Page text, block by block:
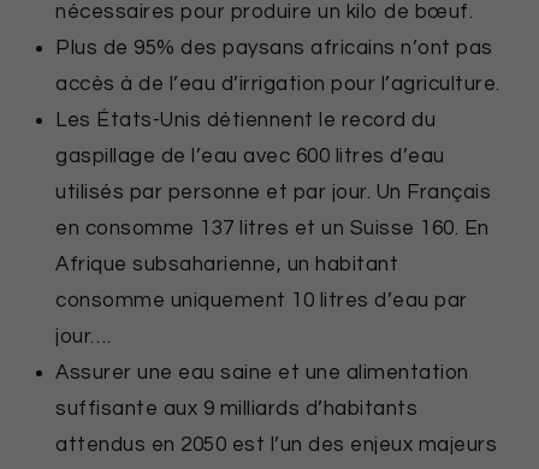
nécessaires pour produire un kilo de bœuf.
Plus de 95% des paysans africains n’ont pas
accès à de l’eau d’irrigation pour l’agriculture.
Les États-Unis détiennent le record du
gaspillage de l’eau avec 600 litres d’eau
utilisés par personne et par jour. Un Français
en consomme 137 litres et un Suisse 160. En
Afrique subsaharienne, un habitant
consomme uniquement 10 litres d’eau par
jour….
Assurer une eau saine et une alimentation
suffisante aux 9 milliards d’habitants
attendus en 2050 est l’un des enjeux majeurs